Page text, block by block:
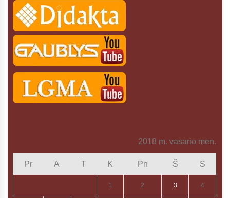
2018 m. vasario mėn.
Pr A T K Pn Š S
1 2 3 4